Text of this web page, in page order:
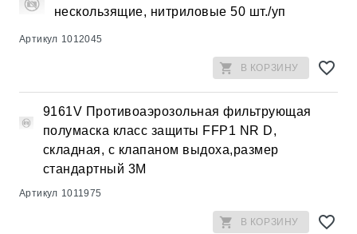
нескользящие, нитриловые 50 шт./уп
Артикул 1012045
В КОРЗИНУ
9161V Противоаэрозольная фильтрующая
полумаска класс защиты FFP1 NR D,
складная, с клапаном выдоха,размер
стандартный 3М
Артикул 1011975
В КОРЗИНУ